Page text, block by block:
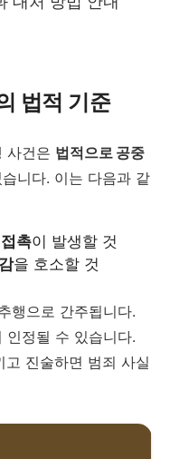
법적 기준
사건은 법적으로 공중
니다. 이는 다음과 같
촉이 발생할 것
을 호소할 것
행으로 간주됩니다.
인정될 수 있습니다.
진술하면 범죄 사실